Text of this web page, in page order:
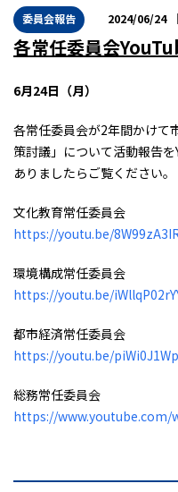
委員会報告 2024/06/24
各常任委員会
6月24日（月）
各常任委員会が2年間かけて
策討議」について活動報告
ありましたらご覧ください。
文化教育常任委員会
https://youtu.be/
環境構成常任委員会
https://youtu.be/
都市経済常任委員会
https://youtu.be/
総務常任委員会
https://www.youtube.com/